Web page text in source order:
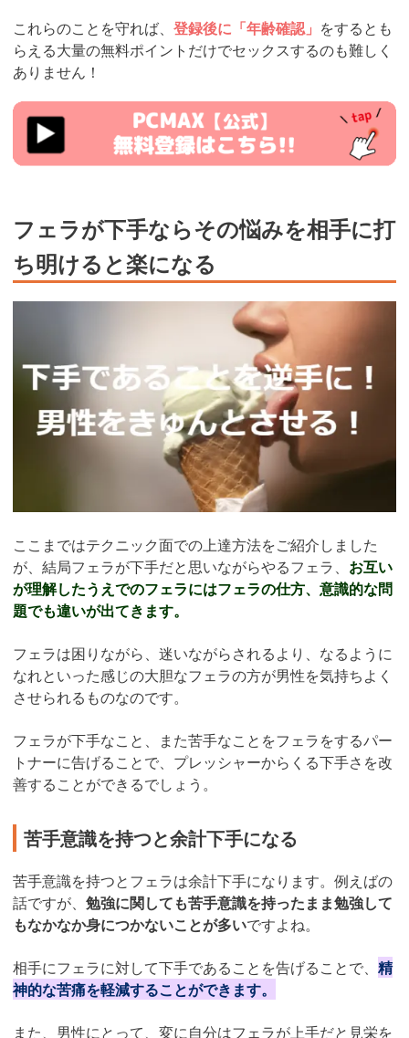
これらのことを守れば、 登録後に「年齢確認」 をするとも
らえる大量の無料ポイントだけでセックスするのも難しく
ありません！
https://pcmax.jp/lp/?
ad_id=rm307016
フェラが下手ならその悩みを相手に打
ち明けると楽になる
ここまではテクニック面での上達方法をご紹介しました
が、結局フェラが下手だと思いながらやるフェラ、 お互い
が理解したうえでのフェラにはフェラの仕方、意識的な問
題でも違いが出てきます。
フェラは困りながら、迷いながらされるより、なるように
なれといった感じの大胆なフェラの方が男性を気持ちよく
させられるものなのです。
フェラが下手なこと、また苦手なことをフェラをするパー
トナーに告げることで、プレッシャーからくる下手さを改
善することができるでしょう。
苦手意識を持つと余計下手になる
苦手意識を持つとフェラは余計下手になります。例えばの
話ですが、 勉強に関しても苦手意識を持ったまま勉強して
もなかなか身につかないことが多いですよね。
相手にフェラに対して下手であることを告げることで、 精
神的な苦痛を軽減することができます。
また、男性にとって、変に自分はフェラが上手だと見栄を